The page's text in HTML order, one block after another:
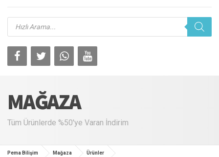
Products
search
MAĞAZA
Tüm Ürünlerde %50'ye Varan İndirim
Pema Bilişim Mağaza Ürünler